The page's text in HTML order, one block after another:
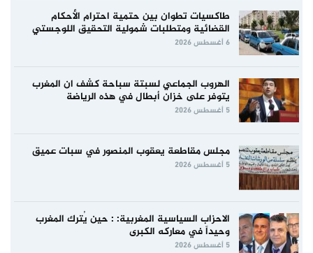
طاكسيات تطوان بين حتمية احترام الأحكام
القضائية ومتطلبات شمولية التحقيق اللوجستي
6 أغسطس 2026
الهروب الجماعي لسبتة سباحة كشف ان المغرب
يتوفر على خزان أبطال في هذه الرياضة
5 أغسطس 2026
مجلس مقاطعة يعقوب المنصور في سبات عميق
5 أغسطس 2026
الاحزاب السياسية المغربية: : حين يُترك المغرب
وحيداً في معاركه الكبرى
5 أغسطس 2026